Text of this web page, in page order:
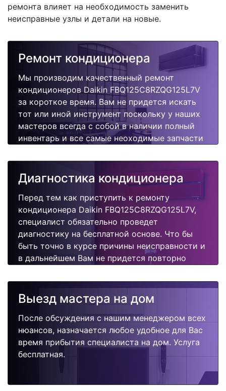
ремонта влияет на необходимость заменить
неисправные узлы и детали на новые.
Ремонт кондиционера
Мы производим качественный ремонт
кондиционеров Daikin FBQ125C8RZQG125L7V
за короткое время. Вам не придется искать
тот или иной инструмент поскольку у наших
мастеров всегда с собой в наличии полный
инвентарь и все самые неоходимые запчасти
быстро, качественно и недорого.
Диагностика кондиционера
Перед тем как приступить к ремонту
кондиционера Daikin FBQ125C8RZQG125L7V,
специалист обязательно проведет
диагностику на бесплатной основе. Что бы
быть точно в курсе причины неисправности и
в дальнейшем Вам не придется повторно
поломок.
Выезд мастера на дом
После обсуждения с нашим менеджером всех
нюансов, назначается любое удобное для Вас
время прибытия специалиста на дом. Услуга
бесплатная.